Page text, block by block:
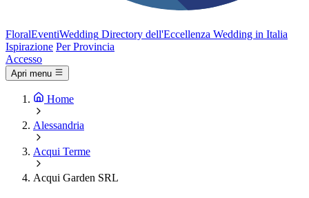
FloralEventiWedding Directory dell'Eccellenza Wedding in Italia
Ispirazione Per Provincia
Accesso
Apri menu
Home
Alessandria
Acqui Terme
Acqui Garden SRL